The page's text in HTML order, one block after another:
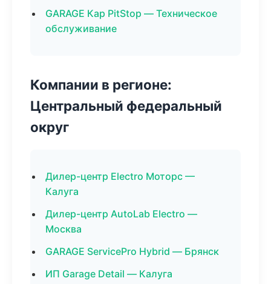
GARAGE Кар PitStop — Техническое
обслуживание
Компании в регионе:
Центральный федеральный
округ
Дилер-центр Electro Моторс —
Калуга
Дилер-центр AutoLab Electro —
Москва
GARAGE ServicePro Hybrid — Брянск
ИП Garage Detail — Калуга